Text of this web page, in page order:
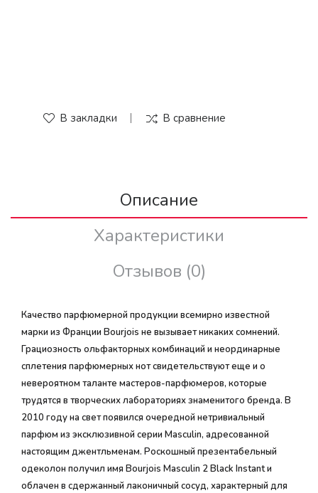
В закладки В сравнение
Описание
Характеристики
Отзывов (0)
Качество парфюмерной продукции всемирно известной
марки из Франции Bourjois не вызывает никаких сомнений.
Грациозность ольфакторных комбинаций и неординарные
сплетения парфюмерных нот свидетельствуют еще и о
невероятном таланте мастеров-парфюмеров, которые
трудятся в творческих лабораториях знаменитого бренда. В
2010 году на свет появился очередной нетривиальный
парфюм из эксклюзивной серии Masculin, адресованной
настоящим джентльменам. Роскошный презентабельный
одеколон получил имя Bourjois Masculin 2 Black Instant и
облачен в сдержанный лаконичный сосуд, характерный для